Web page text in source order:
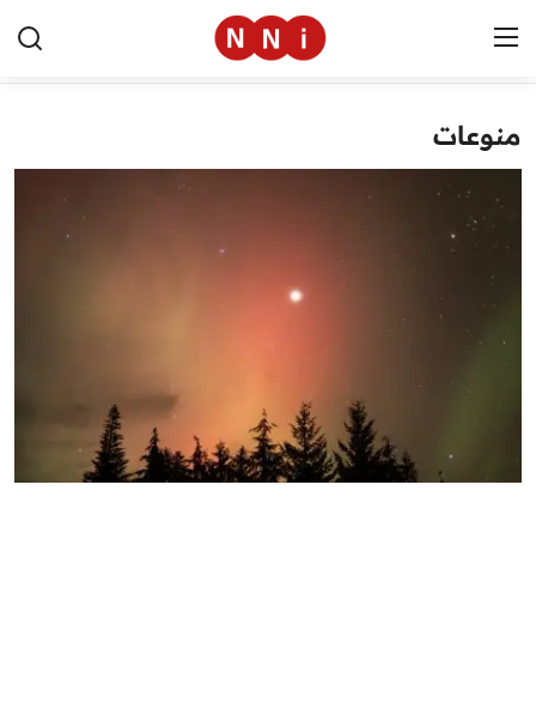
الرئيسية
اخبار مصر
منوعات